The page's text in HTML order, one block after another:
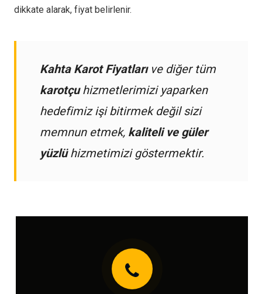
dikkate alarak, fiyat belirlenir.
Kahta Karot Fiyatlarıve diğer tüm
karotçuhizmetlerimizi yaparken
hedefimiz işi bitirmek değil sizi
memnun etmek, kaliteli ve güler
yüzlühizmetimizi göstermektir.